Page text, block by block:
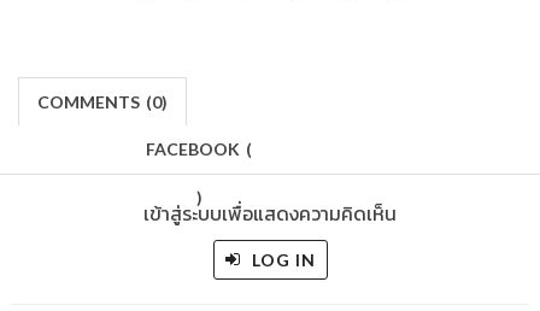
COMMENTS (0)
FACEBOOK (
)
เข้าสู่ระบบเพื่อแสดงความคิดเห็น
LOG IN